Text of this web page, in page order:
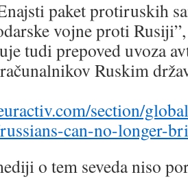
paket protiruskih
vojne proti
tudi prepoved uvoza
Ruskim
section/
can-no-longer-
o tem seveda niso